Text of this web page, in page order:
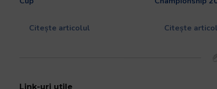
Citește articolul Citește
Link-uri utile